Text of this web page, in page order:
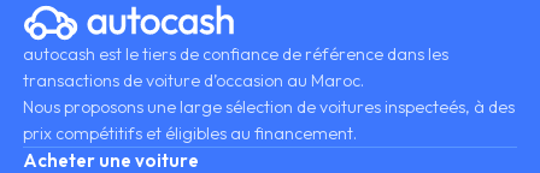
autocash est le tiers de confiance de référence dans les
transactions de voiture d’occasion au Maroc.
Nous proposons une large sélection de voitures inspecteés, à des
prix compétitifs et éligibles au financement.
Acheter une voiture